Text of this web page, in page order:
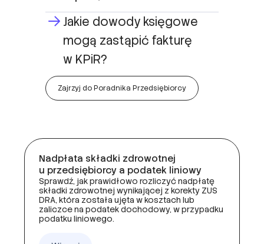
mogą zastąpić fakturę
w KPiR?
Zajrzyj do Poradnika Przedsiębiorcy
u przedsiębiorcy a podatek liniowy
składki zdrowotnej wynikającej z korekty ZUS
DRA, która została ujęta w kosztach lub
zaliczce na podatek dochodowy, w przypadku
podatku liniowego.
Więcej